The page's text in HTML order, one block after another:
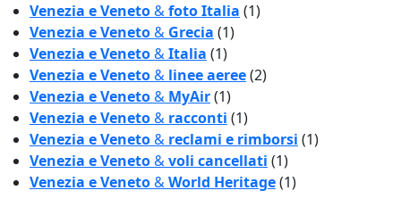
Venezia e Veneto&foto Italia (1)
Venezia e Veneto& Grecia (1)
Venezia e Veneto&Italia (1)
Venezia e Veneto& linee aeree(2)
Venezia e Veneto& MyAir(1)
Venezia e Veneto& racconti (1)
Venezia e Veneto& reclami e rimborsi (1)
Venezia e Veneto&voli cancellati (1)
Venezia e Veneto&World Heritage(1)